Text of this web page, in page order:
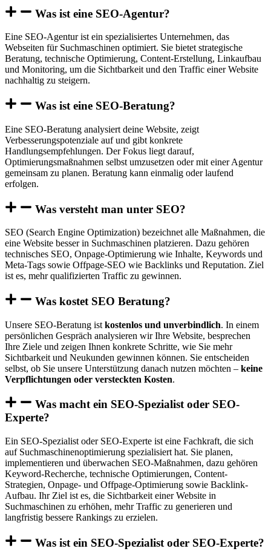
Was ist eine SEO-Agentur?
Eine SEO-Agentur ist ein spezialisiertes Unternehmen, das
Webseiten für Suchmaschinen optimiert. Sie bietet strategische
Beratung, technische Optimierung, Content-Erstellung, Linkaufbau
und Monitoring, um die Sichtbarkeit und den Traffic einer Website
nachhaltig zu steigern.
Was ist eine SEO-Beratung?
Eine SEO-Beratung analysiert deine Website, zeigt
Verbesserungspotenziale auf und gibt konkrete
Handlungsempfehlungen. Der Fokus liegt darauf,
Optimierungsmaßnahmen selbst umzusetzen oder mit einer Agentur
gemeinsam zu planen. Beratung kann einmalig oder laufend
erfolgen.
Was versteht man unter SEO?
SEO (Search Engine Optimization) bezeichnet alle Maßnahmen, die
eine Website besser in Suchmaschinen platzieren. Dazu gehören
technisches SEO, Onpage-Optimierung wie Inhalte, Keywords und
Meta-Tags sowie Offpage-SEO wie Backlinks und Reputation. Ziel
ist es, mehr qualifizierten Traffic zu gewinnen.
Was kostet SEO Beratung?
Unsere SEO-Beratung ist kostenlos und unverbindlich. In einem
persönlichen Gespräch analysieren wir Ihre Website, besprechen
Ihre Ziele und zeigen Ihnen konkrete Schritte, wie Sie mehr
Sichtbarkeit und Neukunden gewinnen können. Sie entscheiden
selbst, ob Sie unsere Unterstützung danach nutzen möchten – keine
Verpflichtungen oder versteckten Kosten.
Was macht ein SEO-Spezialist oder SEO-
Experte?
Ein SEO-Spezialist oder SEO-Experte ist eine Fachkraft, die sich
auf Suchmaschinenoptimierung spezialisiert hat. Sie planen,
implementieren und überwachen SEO-Maßnahmen, dazu gehören
Keyword-Recherche, technische Optimierungen, Content-
Strategien, Onpage- und Offpage-Optimierung sowie Backlink-
Aufbau. Ihr Ziel ist es, die Sichtbarkeit einer Website in
Suchmaschinen zu erhöhen, mehr Traffic zu generieren und
langfristig bessere Rankings zu erzielen.
Was ist ein SEO-Spezialist oder SEO-Experte?